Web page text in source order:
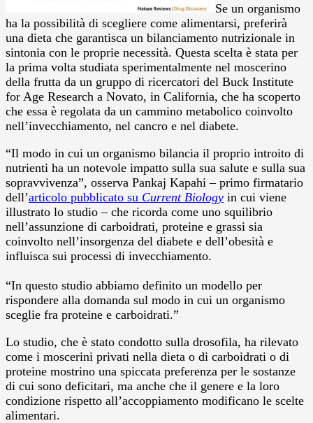
Se un organismo
ha la possibilità di scegliere come alimentarsi, preferirà
una dieta che garantisca un bilanciamento nutrizionale in
sintonia con le proprie necessità. Questa scelta è stata per
la prima volta studiata sperimentalmente nel moscerino
della frutta da un gruppo di ricercatori del Buck Institute
for Age Research a Novato, in California, che ha scoperto
che essa è regolata da un cammino metabolico coinvolto
nell’invecchiamento, nel cancro e nel diabete.
“Il modo in cui un organismo bilancia il proprio introito di
nutrienti ha un notevole impatto sulla sua salute e sulla sua
sopravvivenza”, osserva Pankaj Kapahi – primo firmatario
dell’articolo pubblicato su Current Biology in cui viene
illustrato lo studio – che ricorda come uno squilibrio
nell’assunzione di carboidrati, proteine e grassi sia
coinvolto nell’insorgenza del diabete e dell’obesità e
influisca sui processi di invecchiamento.
“In questo studio abbiamo definito un modello per
rispondere alla domanda sul modo in cui un organismo
sceglie fra proteine e carboidrati.”
Lo studio, che è stato condotto sulla drosofila, ha rilevato
come i moscerini privati nella dieta o di carboidrati o di
proteine mostrino una spiccata preferenza per le sostanze
di cui sono deficitari, ma anche che il genere e la loro
condizione rispetto all’accoppiamento modificano le scelte
alimentari.